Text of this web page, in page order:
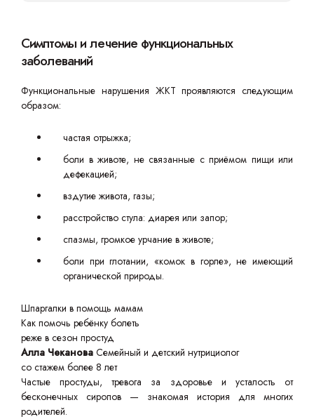
Симптомы и лечение функциональных
заболеваний
Функциональные нарушения ЖКТ проявляются следующим
образом:
частая отрыжка;
боли в животе, не связанные с приёмом пищи или
дефекацией;
вздутие живота, газы;
расстройство стула: диарея или запор;
спазмы, громкое урчание в животе;
боли при глотании, «комок в горле», не имеющий
органической природы.
Шпаргалки в помощь мамам
Как помочь ребёнку болеть
реже в сезон простуд
Алла Чеканова Семейный и детский нутрициолог
со стажем более 8 лет
Частые простуды, тревога за здоровье и усталость от
бесконечных сиропов — знакомая история для многих
родителей.